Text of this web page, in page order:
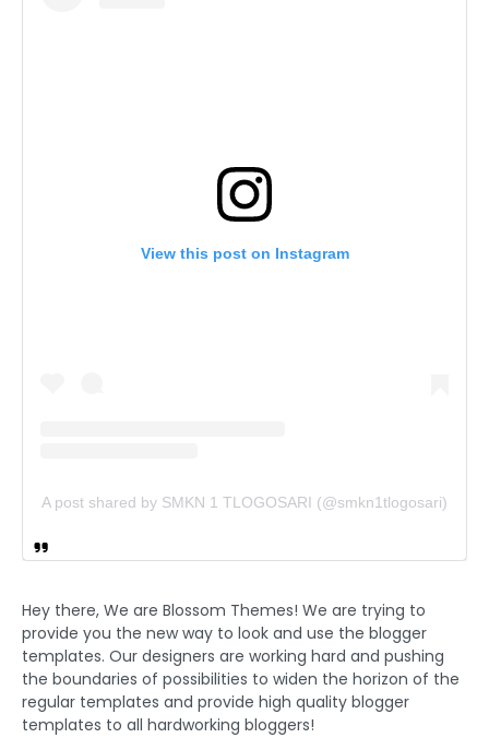
View this post on Instagram
A post shared by SMKN 1 TLOGOSARI (@smkn1tlogosari)
Hey there, We are Blossom Themes! We are trying to
provide you the new way to look and use the blogger
templates. Our designers are working hard and pushing
the boundaries of possibilities to widen the horizon of the
regular templates and provide high quality blogger
templates to all hardworking bloggers!